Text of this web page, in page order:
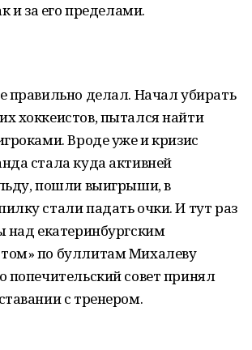
и за его пределами.
правильно делал. Начал убирать
хоккеистов, пытался найти
Вроде уже и кризис
стала куда активней
пошли выигрыши, в
стали падать очки. И тут раз
над екатеринбургским
по буллитам Михалеву
попечительский совет принял
с тренером.